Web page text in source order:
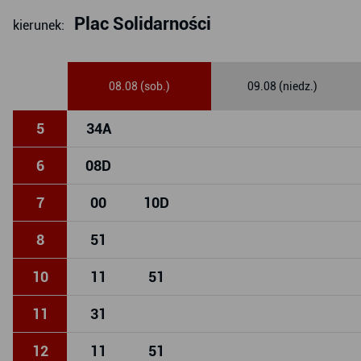
kierunek: Plac Solidarności
08.08 (sob.) 09.08 (niedz.)
5 34A
6 08D
7 00 10D
8 51
10 11 51
11 31
12 11 51